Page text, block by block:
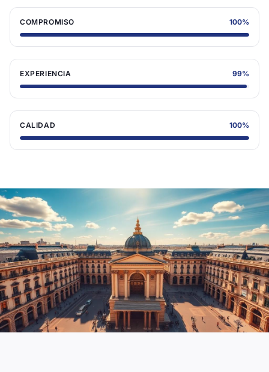
COMPROMISO 100%
EXPERIENCIA 99%
CALIDAD 100%